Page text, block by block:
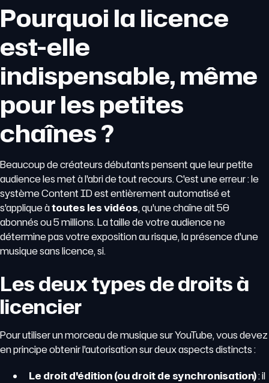
Pourquoi la licence
est-elle
indispensable, même
pour les petites
chaînes ?
Beaucoup de créateurs débutants pensent que leur petite
audience les met à l'abri de tout recours. C'est une erreur : le
système Content ID est entièrement automatisé et
s'applique àtoutes les vidéos, qu'une chaîne ait 50
abonnés ou 5 millions. La taille de votre audience ne
détermine pas votre exposition au risque, la présence d'une
musique sans licence, si.
Les deux types de droits à
licencier
Pour utiliser un morceau de musique sur YouTube, vous devez
en principe obtenir l'autorisation sur deux aspects distincts :
Le droit d'édition (ou droit de synchronisation): il